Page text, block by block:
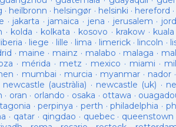
· heilbronn · helsingør · helsinki · hereford ·
· jakarta · jamaica · jena · jerusalem ·
· kolda · kolkata · kosovo · krakow ·
liberia · liege · lille · lima · limerick· lincoln ·
· maine · mainz · malabo · malaga ·
· mérida · metz · mexico · miami ·
· mumbai · murcia · myanmar · nador ·
newcastle (austràlia) · newcastle (uk) ·
· oran · orlando · osaka · ottawa ·
·perpinya · perth ·philadelphia ·
· qatar · qingdao · quebec· queenstown